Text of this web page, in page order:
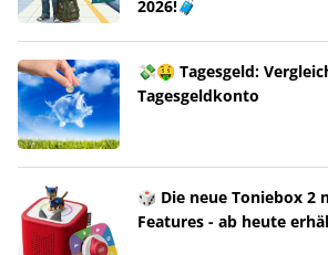
2026!🧳
💸🤑 Tagesgeld:
Tagesgeldkonto
🎲 Die neue Toniebox 2
Features - ab heute